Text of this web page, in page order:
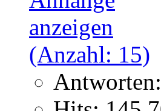
Antworten: